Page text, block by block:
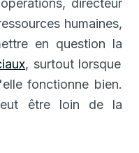
humaines,
en question la
, surtout lorsque
fonctionne bien.
être loin de la